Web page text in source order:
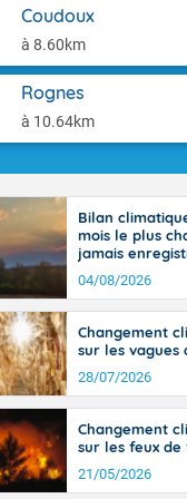
Coudoux
à 8.60km
Rognes
à 10.64km
l'après-
il fait
30 à 35
Bilan
mois le plus
jamais
04/08/2026
Changement
sur les vagues
28/07/2026
Changement
sur les feux
21/05/2026